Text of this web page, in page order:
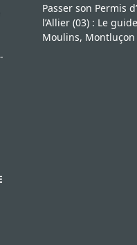
Passer son Permis
l’Allier (03) : Le
Moulins, Montluçon